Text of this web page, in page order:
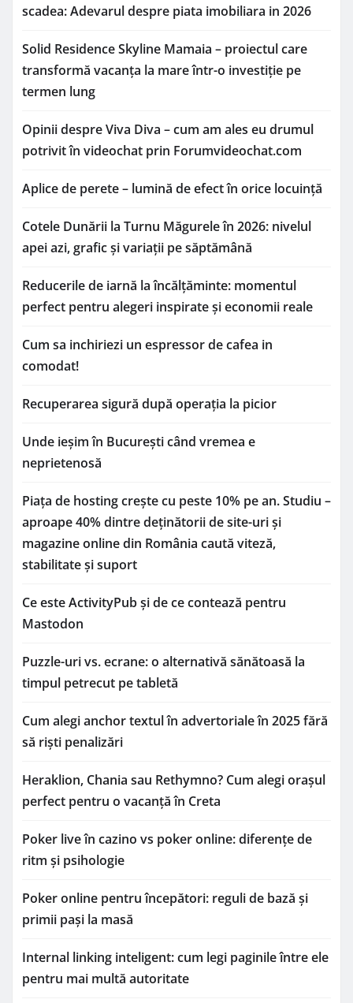
scadea: Adevarul despre piata imobiliara in 2026
Solid Residence Skyline Mamaia – proiectul care
transformă vacanța la mare într-o investiție pe
termen lung
Opinii despre Viva Diva – cum am ales eu drumul
potrivit în videochat prin Forumvideochat.com
Aplice de perete – lumină de efect în orice locuință
Cotele Dunării la Turnu Măgurele în 2026: nivelul
apei azi, grafic și variații pe săptămână
Reducerile de iarnă la încălțăminte: momentul
perfect pentru alegeri inspirate și economii reale
Cum sa inchiriezi un espressor de cafea in
comodat!
Recuperarea sigură după operația la picior
Unde ieșim în București când vremea e
neprietenosă
Piața de hosting crește cu peste 10% pe an. Studiu –
aproape 40% dintre deținătorii de site-uri și
magazine online din România caută viteză,
stabilitate și suport
Ce este ActivityPub și de ce contează pentru
Mastodon
Puzzle-uri vs. ecrane: o alternativă sănătoasă la
timpul petrecut pe tabletă
Cum alegi anchor textul în advertoriale în 2025 fără
să riști penalizări
Heraklion, Chania sau Rethymno? Cum alegi orașul
perfect pentru o vacanță în Creta
Poker live în cazino vs poker online: diferențe de
ritm și psihologie
Poker online pentru începători: reguli de bază și
primii pași la masă
Internal linking inteligent: cum legi paginile între ele
pentru mai multă autoritate